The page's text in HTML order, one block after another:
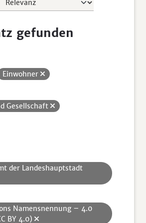
gefunden
Einwohner
Gesellschaft
der Landeshauptstadt
Namensnennung – 4.0
BY 4.0)